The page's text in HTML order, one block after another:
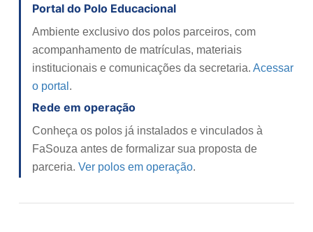
Portal do Polo Educacional
Ambiente exclusivo dos polos parceiros, com
acompanhamento de matrículas, materiais
institucionais e comunicações da secretaria. Acessar
o portal .
Rede em operação
Conheça os polos já instalados e vinculados à
FaSouza antes de formalizar sua proposta de
parceria. Ver polos em operação.